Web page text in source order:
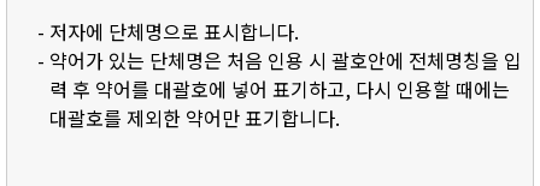
- 저자에 단체명으로 표시합니다.
- 약어가 있는 단체명은 처음 인용 시 괄호안에 전체명칭을 입
력 후 약어를 대괄호에 넣어 표기하고, 다시 인용할 때에는
대괄호를 제외한 약어만 표기합니다.